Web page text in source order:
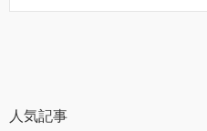
人気記事